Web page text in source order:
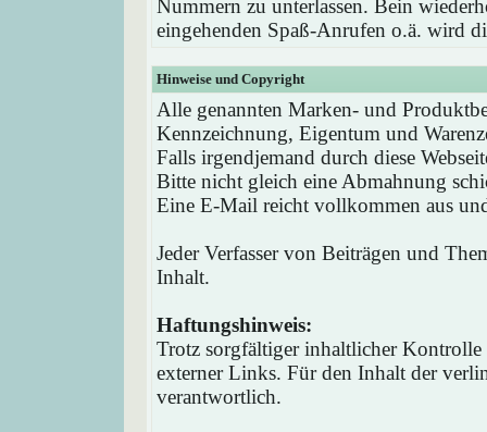
Nummern zu unterlassen. Bein
eingehenden Spaß-Anrufen o.ä. wird
Hinweise und Copyright
Alle genannten Marken- und
Kennzeichnung, Eigentum und
Falls irgendjemand durch diese
Bitte nicht gleich eine Abmahnung
Eine E-Mail reicht vollkommen aus
Jeder Verfasser von Beiträgen und
Inhalt.
Haftungshinweis:
Trotz sorgfältiger inhaltlicher
externer Links. Für den Inhalt der
verantwortlich.